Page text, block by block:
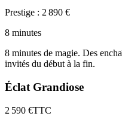
Prestige : 2 890 €
8 minutes
8 minutes de magie. Des
invités du début à la fin.
Éclat Grandiose
2 590 €TTC